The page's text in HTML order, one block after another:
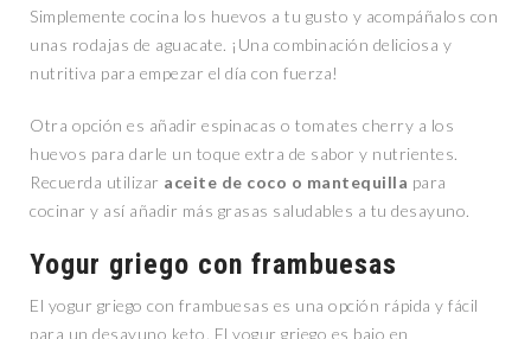
Simplemente cocina los huevos a tu gusto y acompáñalos con
unas rodajas de aguacate. ¡Una combinación deliciosa y
nutritiva para empezar el día con fuerza!
Otra opción es añadir espinacas o tomates cherry a los
huevos para darle un toque extra de sabor y nutrientes.
Recuerda utilizar aceite de coco o mantequilla para
cocinar y así añadir más grasas saludables a tu desayuno.
Yogur griego con frambuesas
El yogur griego con frambuesas es una opción rápida y fácil
para un desayuno keto. El yogur griego es bajo en